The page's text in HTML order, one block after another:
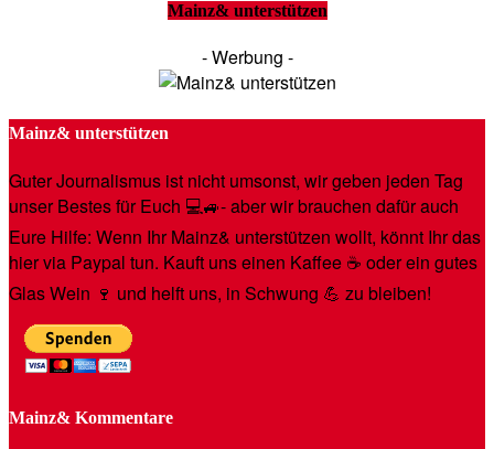
Mainz& unterstützen
- Werbung -
Mainz& unterstützen
Guter Journalismus ist nicht umsonst, wir geben jeden Tag
unser Bestes für Euch 💻🚙- aber wir brauchen dafür auch
Eure Hilfe: Wenn Ihr Mainz& unterstützen wollt, könnt Ihr das
hier via Paypal tun. Kauft uns einen Kaffee ☕️ oder ein gutes
Glas Wein 🍷 und helft uns, in Schwung 💪 zu bleiben!
Mainz& Kommentare